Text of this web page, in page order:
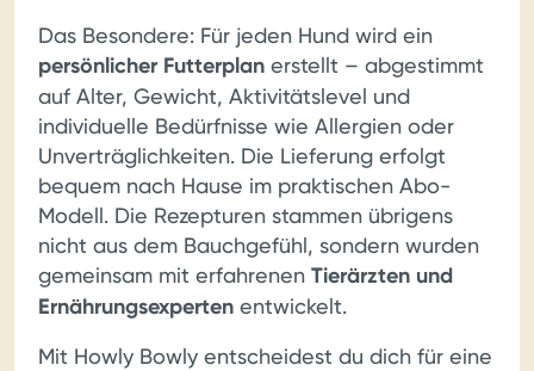
Das Besondere: Für jeden Hund wird ein
persönlicher Futterplan erstellt – abgestimmt
auf Alter, Gewicht, Aktivitätslevel und
individuelle Bedürfnisse wie Allergien oder
Unverträglichkeiten. Die Lieferung erfolgt
bequem nach Hause im praktischen Abo-
Modell. Die Rezepturen stammen übrigens
nicht aus dem Bauchgefühl, sondern wurden
gemeinsam mit erfahrenen Tierärzten und
Ernährungsexperten entwickelt.
Mit Howly Bowly entscheidest du dich für eine